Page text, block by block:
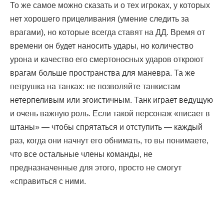
То же самое можно сказать и о тех игроках, у которых
нет хорошего прицеливания (умение следить за
врагами), но которые всегда ставят на ДД. Время от
времени он будет наносить удары, но количество
урона и качество его смертоносных ударов откроют
врагам больше пространства для маневра. Та же
петрушка на танках: не позволяйте танкистам
нетерпеливым или эгоистичным. Танк играет ведущую
и очень важную роль. Если такой персонаж «писает в
штаны» — чтобы спрятаться и отступить — каждый
раз, когда они начнут его обнимать, то вы понимаете,
что все остальные члены команды, не
предназначенные для этого, просто не смогут
«справиться с ними.